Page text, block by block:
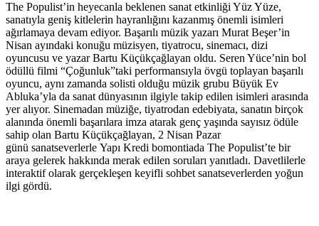
The Populist’in heyecanla beklenen sanat etkinliği Yüz Yüze,
sanatıyla geniş kitlelerin hayranlığını kazanmış önemli isimleri
ağırlamaya devam ediyor. Başarılı müzik yazarı Murat Beşer’in
Nisan ayındaki konuğu müzisyen, tiyatrocu, sinemacı, dizi
oyuncusu ve yazar Bartu Küçükçağlayan oldu. Seren Yüce’nin bol
ödüllü filmi “Çoğunluk”taki performansıyla övgü toplayan başarılı
oyuncu, aynı zamanda solisti olduğu müzik grubu Büyük Ev
Abluka’yla da sanat dünyasının ilgiyle takip edilen isimleri arasında
yer alıyor. Sinemadan müziğe, tiyatrodan edebiyata, sanatın birçok
alanında önemli başarılara imza atarak genç yaşında sayısız ödüle
sahip olan Bartu Küçükçağlayan, 2 Nisan Pazar
günü sanatseverlerle Yapı Kredi bomontiada The Populist’te bir
araya gelerek hakkında merak edilen soruları yanıtladı. Davetlilerle
interaktif olarak gerçekleşen keyifli sohbet sanatseverlerden yoğun
ilgi gördü.